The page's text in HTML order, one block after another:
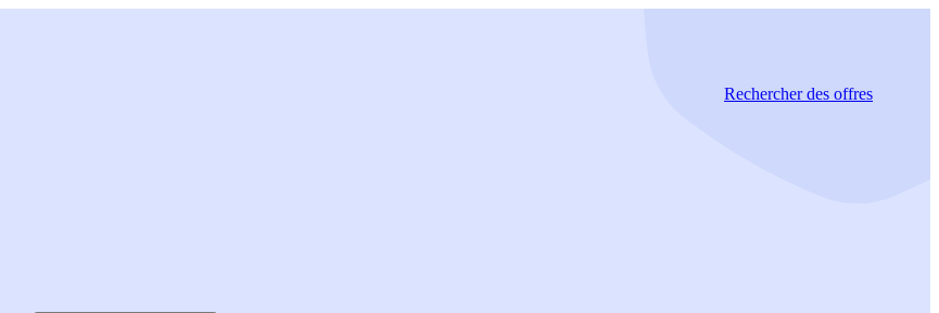
Rechercherdes offres